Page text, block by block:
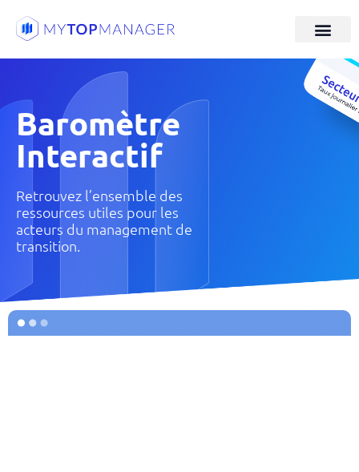
Baromètre
Interactif
Retrouvez l’ensemble des
ressources utiles pour les
acteurs du management de
transition.